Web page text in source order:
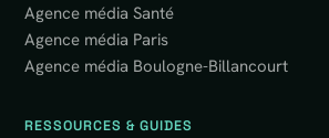
Agence média Santé
Agence média Paris
Agence média Boulogne-Billancourt
RESSOURCES & GUIDES